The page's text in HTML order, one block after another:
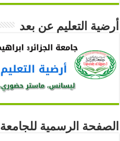
أرضية التعليم عن بعد
الصفحة الرسمية للجامعة